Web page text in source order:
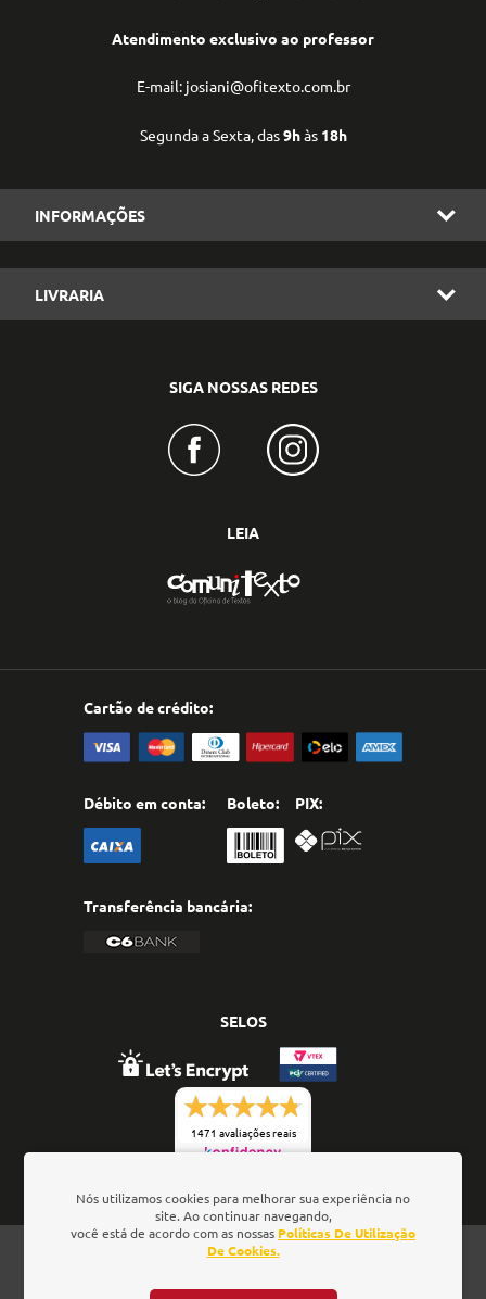
Atendimento exclusivo ao professor
E-mail: josiani@ofitexto.com.br
Segunda a Sexta, das9hàs 18h
INFORMAÇÕES
LIVRARIA
SIGA NOSSAS REDES
LEIA
Cartão de crédito:
Débito em conta: Boleto: PIX:
Transferência bancária:
SELOS
1471 avaliações reais
Oficina de Textos - Rua da Consolação, 323 - Loja 28 -
- CNPJ: 01.337.552/0001-52
Nós utilizamos cookies para melhorar sua experiência no
site. Ao continuar navegando,
você está de acordo com as nossas Políticas De Utilização
De Cookies.